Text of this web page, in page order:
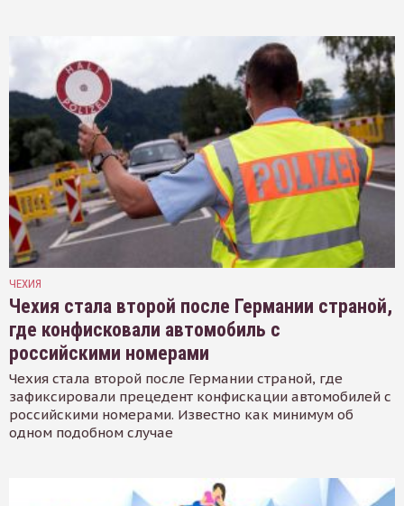
ЧЕХИЯ
Чехия стала второй после Германии страной,
где конфисковали автомобиль с
российскими номерами
Чехия стала второй после Германии страной, где
зафиксировали прецедент конфискации автомобилей с
российскими номерами. Известно как минимум об
одном подобном случае